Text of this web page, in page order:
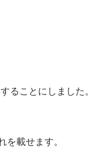
ることにしました。
を載せます。